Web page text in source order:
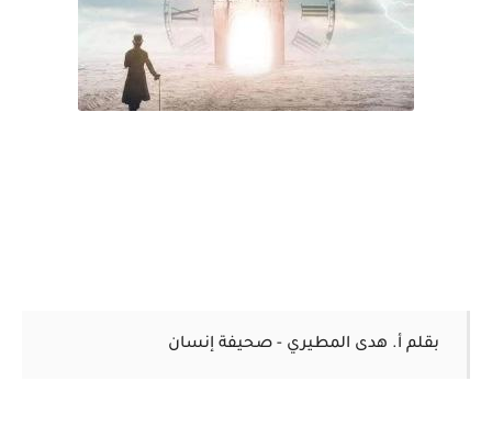
بقلم أ. هدى المطيري - صحيفة إنسان